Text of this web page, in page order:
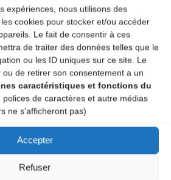
expériences, nous utilisons des
cookies pour stocker et/ou accéder
Le fait de consentir à ces
de traiter des données telles que le
ou les ID uniques sur ce site. Le
de retirer son consentement a un
caractéristiques et fonctions du
polices de caractères et autre médias
ne s'afficheront pas)
Accepter
Refuser
d’une restitution des élèves des
des sites Vorey sur Arzon
d’un bal traditionnel animé par
de musiques des sites de
du CRD, ainsi que Tradifonic et le